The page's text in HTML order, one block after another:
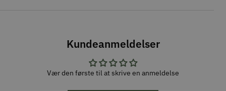
Kundeanmeldelser
Vær den første til at skrive en anmeldelse